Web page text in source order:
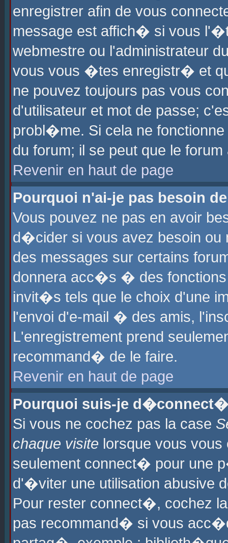
enregistrer afin de vous
message est affich� si vous
webmestre ou l'administrateur
vous vous �tes enregistr� et
ne pouvez toujours pas vous
d'utilisateur et mot de passe;
probl�me. Si cela ne
du forum; il se peut que le
Revenir en haut de page
Pourquoi n'ai-je pas besoin
Vous pouvez ne pas en avoir
d�cider si vous avez besoin ou
des messages sur certains
donnera acc�s � des fonctions
invit�s tels que le choix d'une
l'envoi d'e-mail � des amis,
L'enregistrement prend
recommand� de le faire.
Revenir en haut de page
Pourquoi suis-je
Si vous ne cochez pas la case
chaque visite lorsque vous
seulement connect� pour une
d'�viter une utilisation abusive
Pour rester connect�, cochez
pas recommand� si vous